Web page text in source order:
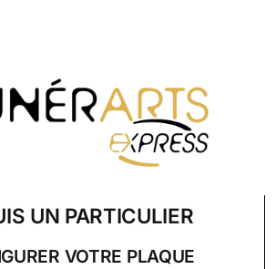
UN PARTICULIER
VOTRE PLAQUE